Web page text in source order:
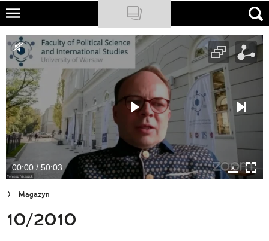
Skip
main
content
NATIONAL GEOGRAPHIC
TRAVELER
PODCASTY
Sklep
Newsletter
Cuda Polski
Wielki Konkurs Fotograficzny
Trendbook Podróżniczy
00:00 / 50:03
Magazyn
10/2010